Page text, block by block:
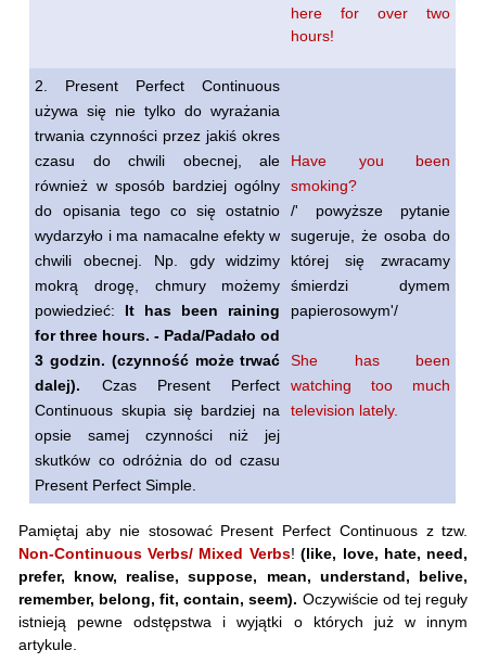
here for over two
hours!
2. Present Perfect Continuous
używa się nie tylko do wyrażania
trwania czynności przez jakiś okres
czasu do chwili obecnej, ale
również w sposób bardziej ogólny
do opisania tego co się ostatnio
wydarzyło i ma namacalne efekty w
chwili obecnej. Np. gdy widzimy
mokrą drogę, chmury możemy
powiedzieć: It has been raining
for three hours. - Pada/Padało od
3 godzin. (czynność może trwać
dalej). Czas Present Perfect
Continuous skupia się bardziej na
opsie samej czynności niż jej
skutków co odróżnia do od czasu
Present Perfect Simple.
Have you been
smoking?
/' powyższe pytanie
sugeruje, że osoba do
której się zwracamy
śmierdzi dymem
papierosowym'/
She has been
watching too much
television lately.
Pamiętaj aby nie stosować Present Perfect Continuous z tzw.
Non-Continuous Verbs/ Mixed Verbs!(like, love, hate, need,
prefer, know, realise, suppose, mean, understand, belive,
remember, belong, fit, contain, seem). Oczywiście od tej reguły
istnieją pewne odstępstwa i wyjątki o których już w innym
artykule.